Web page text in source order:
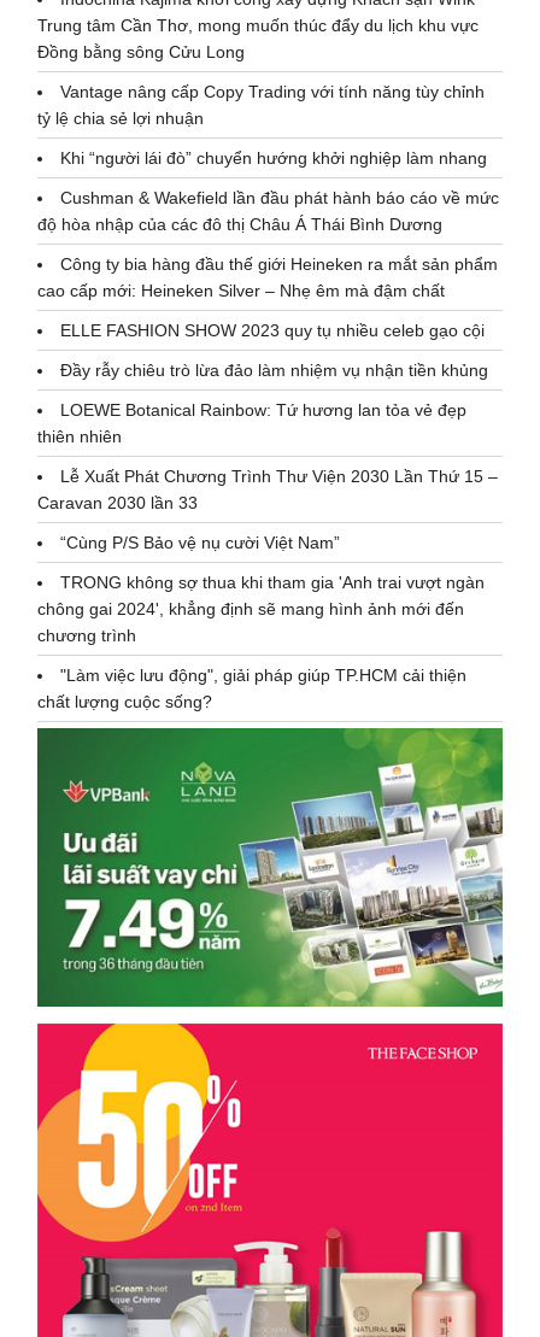
Trung tâm Cần Thơ, mong muốn thúc đẩy du lịch khu vực
Đồng bằng sông Cửu Long
Vantage nâng cấp Copy Trading với tính năng tùy chỉnh
tỷ lệ chia sẻ lợi nhuận
Khi “người lái đò” chuyển hướng khởi nghiệp làm nhang
Cushman & Wakefield lần đầu phát hành báo cáo về mức
độ hòa nhập của các đô thị Châu Á Thái Bình Dương
Công ty bia hàng đầu thế giới Heineken ra mắt sản phẩm
cao cấp mới: Heineken Silver – Nhẹ êm mà đậm chất
ELLE FASHION SHOW 2023 quy tụ nhiều celeb gạo cội
Đầy rẫy chiêu trò lừa đảo làm nhiệm vụ nhận tiền khủng
LOEWE Botanical Rainbow: Tứ hương lan tỏa vẻ đẹp
thiên nhiên
Lễ Xuất Phát Chương Trình Thư Viện 2030 Lần Thứ 15 –
Caravan 2030 lần 33
“Cùng P/S Bảo vệ nụ cười Việt Nam”
TRONG không sợ thua khi tham gia 'Anh trai vượt ngàn
chông gai 2024', khẳng định sẽ mang hình ảnh mới đến
chương trình
"Làm việc lưu động", giải pháp giúp TP.HCM cải thiện
chất lượng cuộc sống?